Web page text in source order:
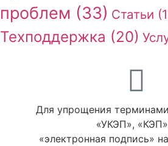
проблем (33) Статьи
Техподдержка (20)
Для упрощения
«УКЭП»,
«электронная подпись»